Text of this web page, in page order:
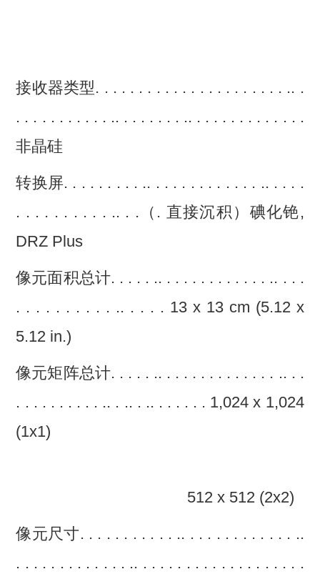
接收器类型. . . . . . . . . . . . . . . . . . . . . . .. .
. . . . . . . . . . . .. . . . . . . . .. . . . . . . . . . . . . .
非晶硅
转换屏. . . . . . . . . .. . . . . . . . . . . . . .. . . . .
. . . . . . . . . . .. . .（. 直接沉积）碘化铯,
DRZ Plus
像元面积总计. . . . . .. . . . . . . . . . . . . .. . . .
. . . . . . . . . . .. . . . . 13 x 13 cm (5.12 x
5.12 in.)
像元矩阵总计. . . . . .. . . . . . . . . . . . . . .. . .
. . . . . . . . . . .. . .. . .. . . . . . . 1,024 x 1,024
(1x1)
512 x 512 (2x2)
像元尺寸. . . . . . . . . . . .. . . . . . . . . . . . . ..
. . . . . . . . . . . . . .. . . . . . . . . . . . . . . . . . . .